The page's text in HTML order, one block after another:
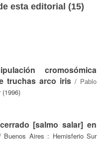
esta editorial (15)
cromosómica
truchas arco iris / Pablo
[salmo salar] en
Buenos Aires : Hemisferio Sur